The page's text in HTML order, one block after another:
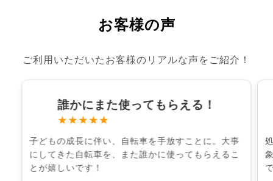
お客様の声
ご利用いただいたお客様のリアルな声をご紹介！
誰かにまた使ってもらえる！
★★★★★
子どもの成長に伴い、自転車を手放すことに。大事
にしてきた自転車を、また誰かに使ってもらえるこ
とが嬉しいです！